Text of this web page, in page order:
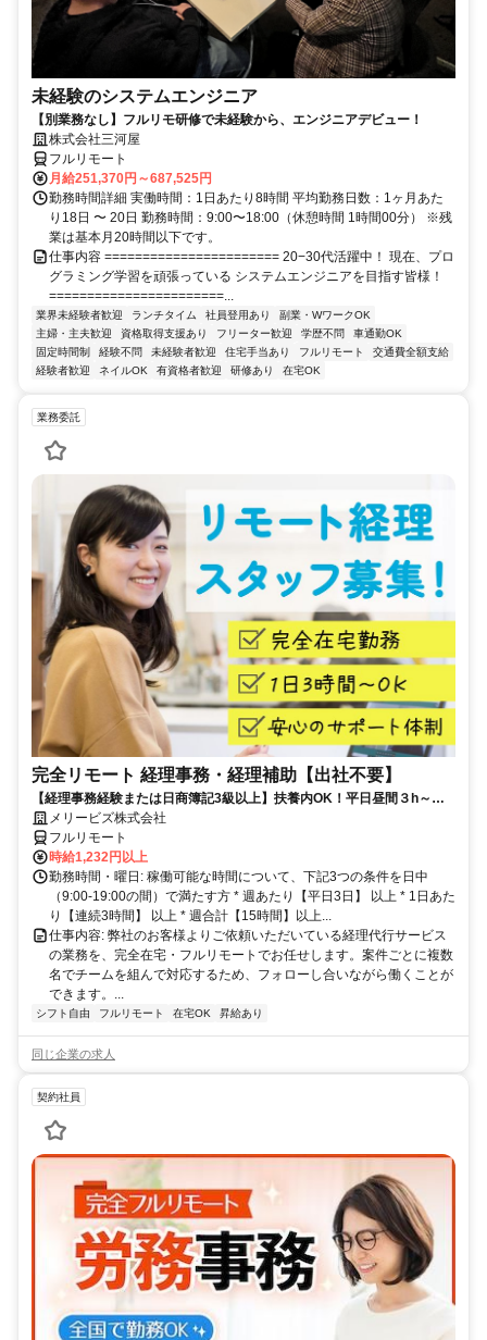
未経験のシステムエンジニア
【別業務なし】フルリモ研修で未経験から、エンジニアデビュー！
株式会社三河屋
フルリモート
月給251,370円～687,525円
勤務時間詳細 実働時間：1日あたり8時間 平均勤務日数：1ヶ月あた
り18日 〜 20日 勤務時間：9:00〜18:00（休憩時間 1時間00分） ※残
業は基本月20時間以下です。
仕事内容 ======================= 20−30代活躍中！ 現在、プロ
グラミング学習を頑張っている システムエンジニアを目指す皆様！
=======================...
業界未経験者歓迎 ランチタイム 社員登用あり
副業・WワークOK
主婦・主夫歓迎
資格取得支援あり フリーター歓迎 学歴不問
車通勤OK
固定時間制
経験不問 未経験者歓迎 住宅手当あり フルリモート
交通費全額支給
経験者歓迎
ネイルOK 有資格者歓迎 研修あり 在宅OK
業務委託
完全リモート 経理事務・経理補助【出社不要】
【経理事務経験または日商簿記3級以上】扶養内OK！平日昼間３h～。
完全在宅で育児・介護中の方も大歓迎♪
メリービズ株式会社
フルリモート
時給1,232円以上
勤務時間・曜日: 稼働可能な時間について、下記3つの条件を日中
（9:00-19:00の間）で満たす方 * 週あたり【平日3日】 以上 * 1日あた
り【連続3時間】 以上 * 週合計【15時間】以上...
仕事内容: 弊社のお客様よりご依頼いただいている経理代行サービス
の業務を、完全在宅・フルリモートでお任せします。案件ごとに複数
名でチームを組んで対応するため、フォローし合いながら働くことが
できます。...
シフト自由 フルリモート 在宅OK 昇給あり
同じ企業の求人
契約社員